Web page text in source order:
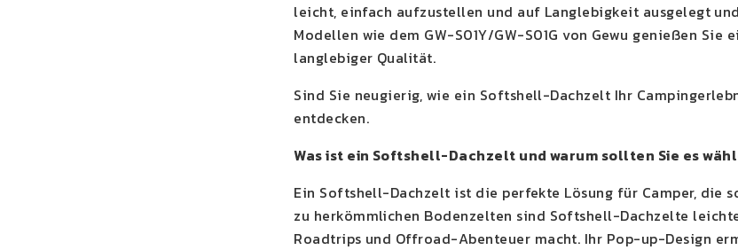
leicht, einfach aufzustellen und auf Langlebigkeit ausgelegt
Modellen wie dem GW-S01Y/GW-S01G von Gewu genießen
langlebiger Qualität.
Sind Sie neugierig, wie ein Softshell-Dachzelt Ihr
entdecken.
Was ist ein Softshell-Dachzelt und warum sollten Sie es
Ein Softshell-Dachzelt ist die perfekte Lösung für Camper, die
zu herkömmlichen Bodenzelten sind Softshell-Dachzelte
Roadtrips und Offroad-Abenteuer macht. Ihr Pop-up-Design